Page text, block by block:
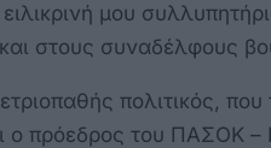
μου
στους συναδέλφους
πολιτικός,
ο πρόεδρος του ΠΑΣΟΚ